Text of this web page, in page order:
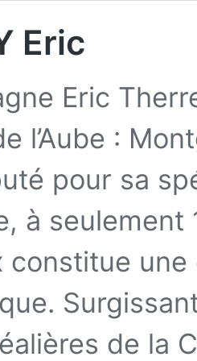
Eric
Eric
l’Aube :
pour sa
à
constitue
de la